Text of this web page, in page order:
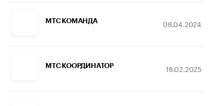
МТС КОМАНДА 08.04.2024
МТС КООРДИНАТОР 18.02.2025